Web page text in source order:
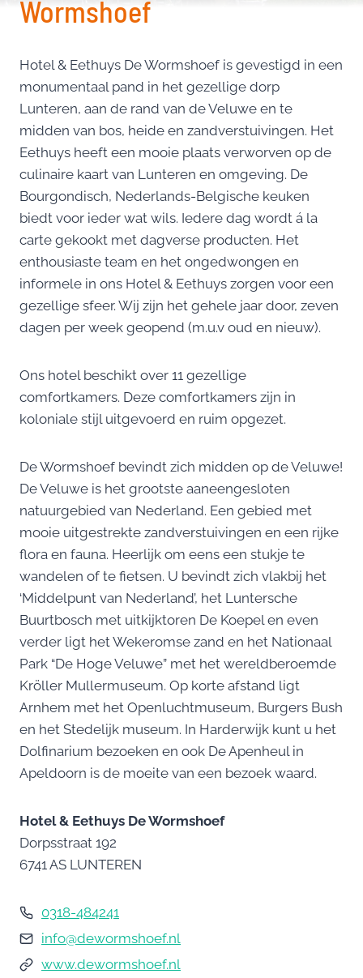
Wormshoef
Hotel & Eethuys De Wormshoef is gevestigd in een
monumentaal pand in het gezellige dorp
Lunteren, aan de rand van de Veluwe en te
midden van bos, heide en zandverstuivingen. Het
Eethuys heeft een mooie plaats verworven op de
culinaire kaart van Lunteren en omgeving. De
Bourgondisch, Nederlands-Belgische keuken
biedt voor ieder wat wils. Iedere dag wordt á la
carte gekookt met dagverse producten. Het
enthousiaste team en het ongedwongen en
informele in ons Hotel & Eethuys zorgen voor een
gezellige sfeer. Wij zijn het gehele jaar door, zeven
dagen per week geopend (m.u.v oud en nieuw).
Ons hotel beschikt over 11 gezellige
comfortkamers. Deze comfortkamers zijn in
koloniale stijl uitgevoerd en ruim opgezet.
De Wormshoef bevindt zich midden op de Veluwe!
De Veluwe is het grootste aaneengesloten
natuurgebied van Nederland. Een gebied met
mooie uitgestrekte zandverstuivingen en een rijke
flora en fauna. Heerlijk om eens een stukje te
wandelen of te fietsen. U bevindt zich vlakbij het
‘Middelpunt van Nederland’, het Luntersche
Buurtbosch met uitkijktoren De Koepel en even
verder ligt het Wekeromse zand en het Nationaal
Park “De Hoge Veluwe” met het wereldberoemde
Kröller Mullermuseum. Op korte afstand ligt
Arnhem met het Openluchtmuseum, Burgers Bush
en het Stedelijk museum. In Harderwijk kunt u het
Dolfinarium bezoeken en ook De Apenheul in
Apeldoorn is de moeite van een bezoek waard.
Hotel & Eethuys De Wormshoef
Dorpsstraat 192
6741 AS LUNTEREN
0318-484241
info@dewormshoef.nl
www.dewormshoef.nl